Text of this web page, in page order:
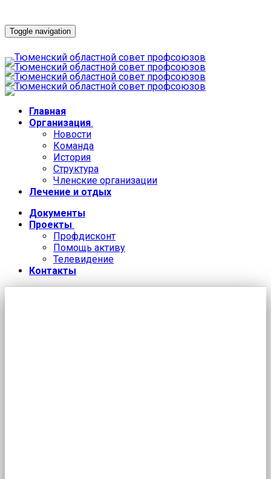
Toggle navigation
Главная
Организация
Новости
Команда
История
Структура
Членские организации
Лечение и отдых
Документы
Проекты
Профдисконт
Помощь активу
Телевидение
Контакты